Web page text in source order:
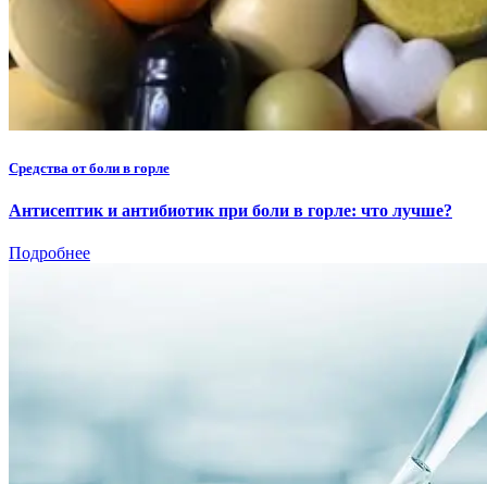
Средства от боли в горле
Антисептик и антибиотик при боли в горле: что лучше?
Подробнее